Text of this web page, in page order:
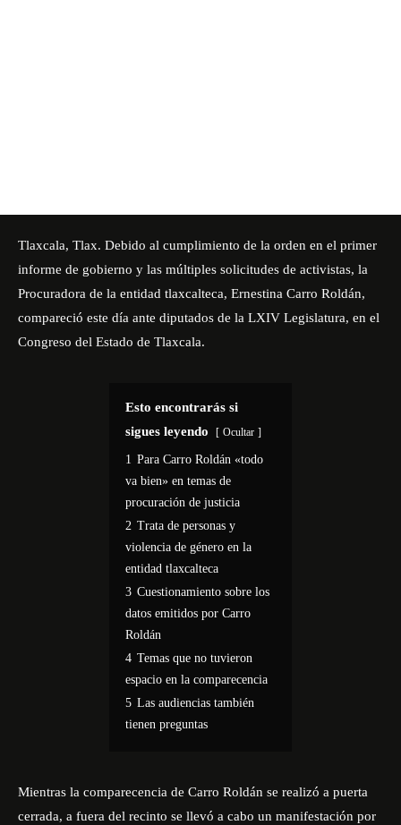
Tlaxcala, Tlax. Debido al cumplimiento de la orden en el primer
informe de gobierno y las múltiples solicitudes de activistas, la
Procuradora de la entidad tlaxcalteca, Ernestina Carro Roldán,
compareció este día ante diputados de la LXIV Legislatura, en el
Congreso del Estado de Tlaxcala.
Esto encontrarás si
sigues leyendo
Ocultar
1 Para Carro Roldán «todo
va bien» en temas de
procuración de justicia
2 Trata de personas y
violencia de género en la
entidad tlaxcalteca
3 Cuestionamiento sobre los
datos emitidos por Carro
Roldán
4 Temas que no tuvieron
espacio en la comparecencia
5 Las audiencias también
tienen preguntas
Mientras la comparecencia de Carro Roldán se realizó a puerta
cerrada, a fuera del recinto se llevó a cabo un manifestación por